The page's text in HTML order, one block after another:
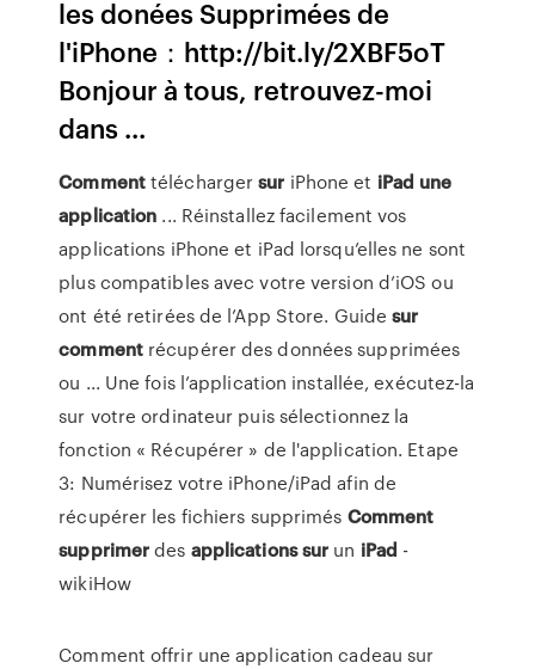
les donées Supprimées de
l'iPhone：http://bit.ly/2XBF5oT
Bonjour à tous, retrouvez-moi
dans ...
Commenttéléchargersur iPhone et iPad une
application ... Réinstallez facilement vos
applications iPhone et iPad lorsqu’elles ne sont
plus compatibles avec votre version d’iOS ou
ont été retirées de l’App Store. Guidesur
commentrécupérer des données supprimées
ou ... Une fois l’application installée, exécutez-la
sur votre ordinateur puis sélectionnez la
fonction « Récupérer » de l'application. Etape
3: Numérisez votre iPhone/iPad afin de
récupérer les fichiers supprimés Comment
supprimerdes applicationssur un iPad -
wikiHow
Comment offrir une application cadeau sur